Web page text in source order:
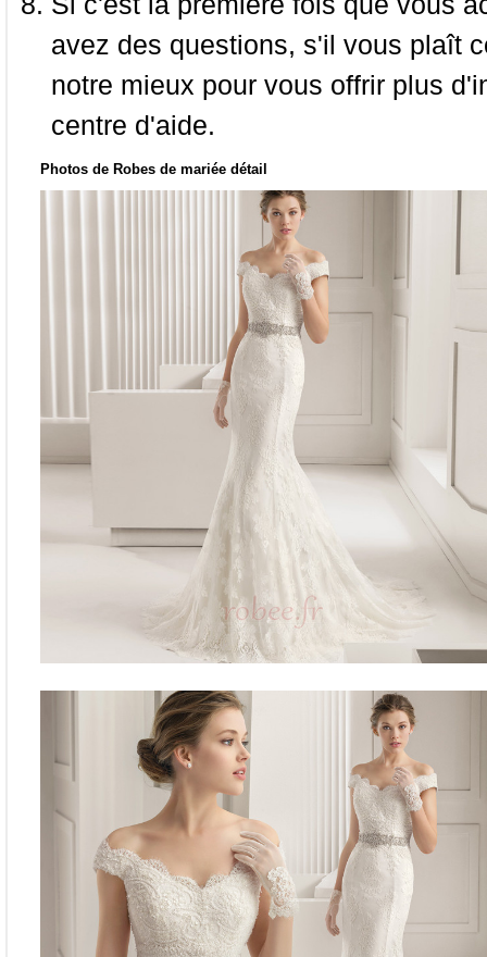
avez des questions, s'il vous plaît
notre mieux pour vous offrir plus
centre d'aide.
Photos de Robes de mariée détail